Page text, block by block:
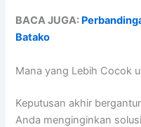
BACA JUGA:
Batako
Mana yang Lebih Cocok
Keputusan akhir
Anda menginginkan